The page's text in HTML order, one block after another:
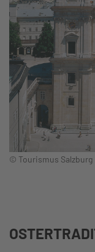
© Tourismus Salzburg